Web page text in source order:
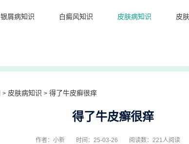
银屑病知识 白癜风知识 皮肤病知识 皮
> 皮肤病知识 > 得了牛皮癣很痒
得了牛皮癣很痒
作者：小新 时间：25-03-26 阅读数：221人阅读